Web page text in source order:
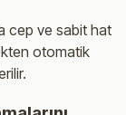
cep ve sabit hat
otomatik